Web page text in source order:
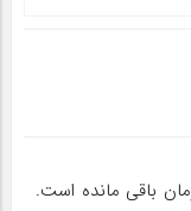
زمان باقی مانده است.